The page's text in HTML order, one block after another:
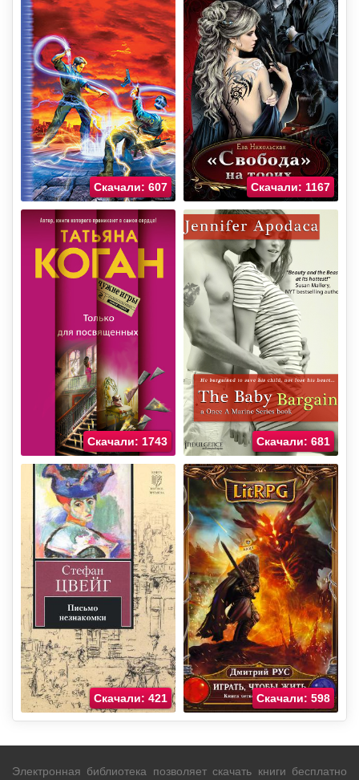
Скачали: 607 Скачали: 1167
Скачали: 1743 Скачали: 681
Скачали: 421 Скачали: 598
Электронная библиотека позволяет скачать книги бесплатно